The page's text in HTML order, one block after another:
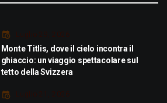
Luglio 29, 2026
Monte Titlis, dove il cielo incontra il
ghiaccio: un viaggio spettacolare sul
tetto della Svizzera
Luglio 21, 2026